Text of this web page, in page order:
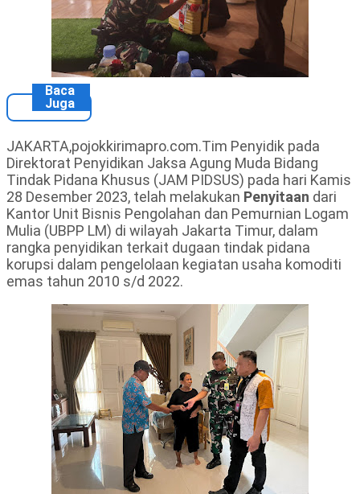
Baca
Juga
JAKARTA,pojokkirimapro.com.Tim Penyidik pada
Direktorat Penyidikan Jaksa Agung Muda Bidang
Tindak Pidana Khusus (JAM PIDSUS) pada hari Kamis
28 Desember 2023, telah melakukan Penyitaan dari
Kantor Unit Bisnis Pengolahan dan Pemurnian Logam
Mulia (UBPP LM) di wilayah Jakarta Timur, dalam
rangka penyidikan terkait dugaan tindak pidana
korupsi dalam pengelolaan kegiatan usaha komoditi
emas tahun 2010 s/d 2022.